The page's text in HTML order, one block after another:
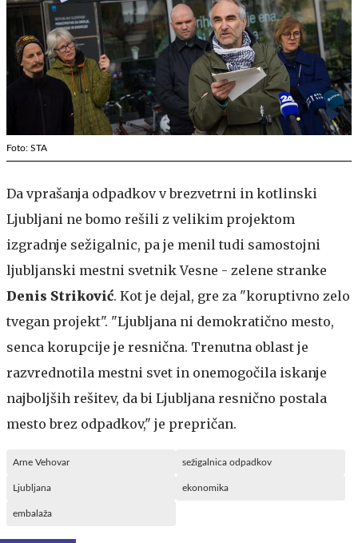
Foto: STA
Da vprašanja odpadkov v brezvetrni in kotlinski
Ljubljani ne bomo rešili z velikim projektom
izgradnje sežigalnic, pa je menil tudi samostojni
ljubljanski mestni svetnik Vesne - zelene stranke
Denis Striković. Kot je dejal, gre za "koruptivno zelo
tvegan projekt". "Ljubljana ni demokratično mesto,
senca korupcije je resnična. Trenutna oblast je
razvrednotila mestni svet in onemogočila iskanje
najboljših rešitev, da bi Ljubljana resnično postala
mesto brez odpadkov," je prepričan.
Arne Vehovar sežigalnica odpadkov
Ljubljana ekonomika
embalaža